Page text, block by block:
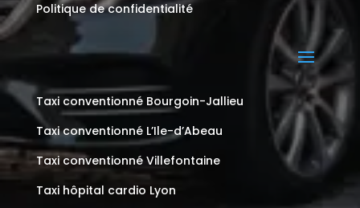
Politique de confidentialité
Taxi conventionné Bourgoin-Jallieu
Taxi conventionné L’Ile-d’Abeau
Taxi conventionné Villefontaine
Taxi hôpital cardio Lyon